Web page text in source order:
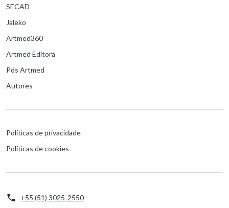
SECAD
Jaleko
Artmed360
Artmed Editora
Pós Artmed
Autores
Políticas de privacidade
Políticas de cookies
+55 (51) 3025-2550